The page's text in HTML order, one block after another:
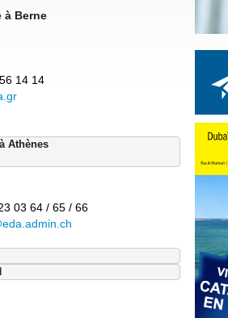
à Berne
14 14
03 64 / 65 / 66